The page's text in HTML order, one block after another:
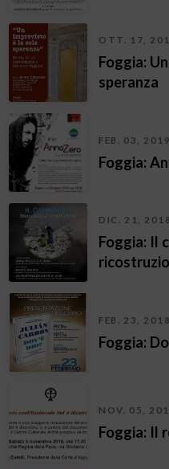
OTT. 17,
Foggia:
speranza
FEB. 03, 2019
Foggia:
DIC. 21, 2018
Foggia: Il
FEB. 23, 2018
Foggia:
NOV. 05,
Foggia: Il